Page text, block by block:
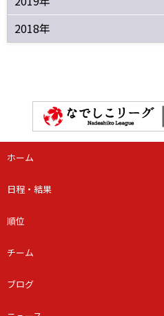
2018年
ホーム
日程・結果
順位
チーム
ブログ